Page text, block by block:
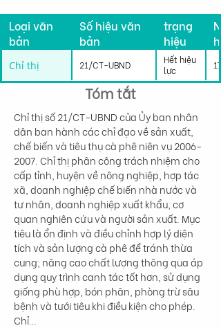
Loại văn
bản
Số hiệu văn
bản
trạng
hiệu
lực
Chỉ thị 21/CT-UBND
Hết hiệu
lực
Tóm tắt
Chỉ thị số 21/CT-UBND của Ủy ban nhân
dân ban hành các chỉ đạo về sản xuất,
chế biến và tiêu thụ cà phê niên vụ 2006-
2007. Chỉ thị phân công trách nhiệm cho
cấp tỉnh, huyện về nông nghiệp, hợp tác
xã, doanh nghiệp chế biến nhà nước và
tư nhân, doanh nghiệp xuất khẩu, cơ
quan nghiên cứu và người sản xuất. Mục
tiêu là ổn định và điều chỉnh hợp lý diện
tích và sản lượng cà phê để tránh thừa
cung; nâng cao chất lượng thông qua áp
dụng quy trình canh tác tốt hơn, sử dụng
giống phù hợp, bón phân, phòng trừ sâu
bệnh và tưới tiêu khi điều kiện cho phép.
Chỉ…